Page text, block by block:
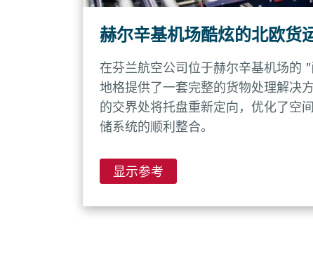
赫尔辛基机场酷炫的北欧货
在芬兰航空公司位于赫尔辛基机场的
地格提供了一套完整的货物处理解决
的交界处将托盘重新定向，优化了空
储系统的顺利整合。
显示参考